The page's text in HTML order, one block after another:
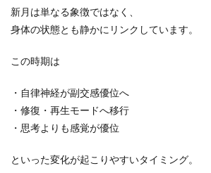
新月は単なる象徴ではなく、
身体の状態とも静かにリンクしています。
この時期は
・自律神経が副交感優位へ
・修復・再生モードへ移行
・思考よりも感覚が優位
といった変化が起こりやすいタイミング。